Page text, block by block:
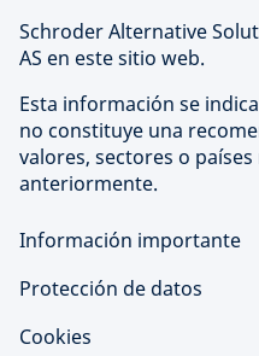
Schroder Alternative
AS en este sitio web.
Esta información se
no constituye una
valores, sectores o
anteriormente.
Información importante
Protección de datos
Cookies